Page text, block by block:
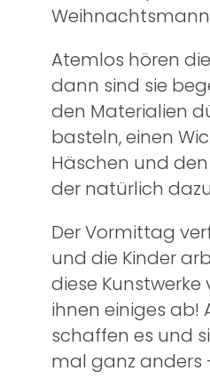
Atemlos hören
dann sind sie
den Materialien
basteln, einen
Häschen und
der natürlich
Der Vormittag
und die Kinder
diese Kunstwerke
ihnen einiges ab!
schaffen es und
mal ganz anders